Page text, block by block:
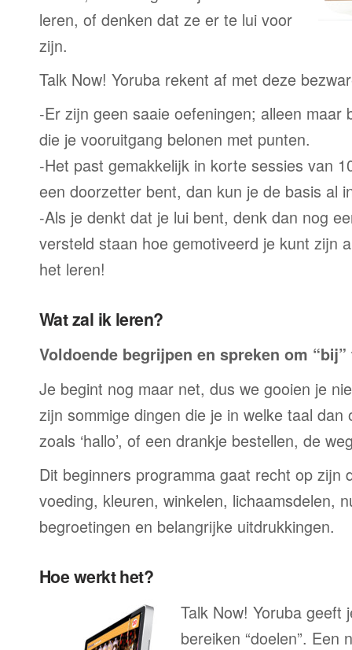
leren, of denken dat ze er te lui voor
zijn.
Talk Now! Yoruba rekent af met deze
-Er zijn geen saaie oefeningen; alleen maar
die je vooruitgang belonen met punten.
-Het past gemakkelijk in korte sessies van
een doorzetter bent, dan kun je de basis al
-Als je denkt dat je lui bent, denk dan nog
versteld staan hoe gemotiveerd je kunt zijn
het leren!
Wat zal ik leren?
Voldoende begrijpen en spreken om
Je begint nog maar net, dus we gooien je
zijn sommige dingen die je in welke taal dan
zoals ‘hallo’, of een drankje bestellen, de
Dit beginners programma gaat recht op zijn
voeding, kleuren, winkelen, lichaamsdelen,
begroetingen en belangrijke uitdrukkingen.
Hoe werkt het?
Talk Now! Yoruba geeft
bereiken “doelen”. Een